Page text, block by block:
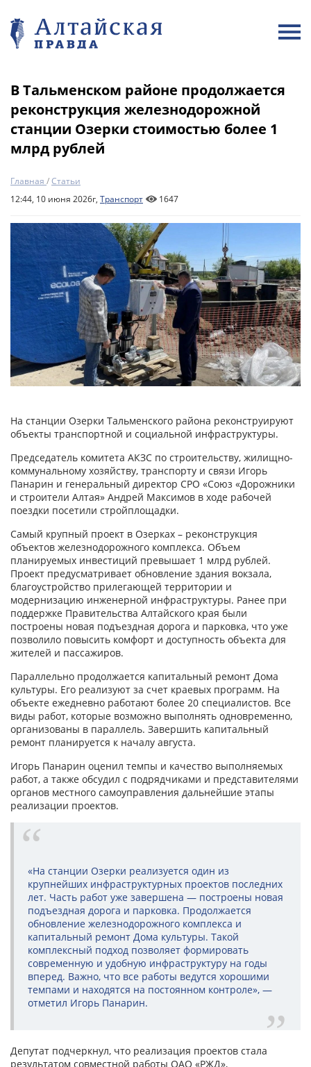
В Тальменском районе продолжается
реконструкция железнодорожной
станции Озерки стоимостью более 1
млрд рублей
Главная /Статьи
12:44, 10 июня 2026г, Транспорт 1647
На станции Озерки Тальменского района реконструируют
объекты транспортной и социальной инфраструктуры.
Председатель комитета АКЗС по строительству, жилищно-
коммунальному хозяйству, транспорту и связи Игорь
Панарин и генеральный директор СРО «Союз «Дорожники
и строители Алтая» Андрей Максимов в ходе рабочей
поездки посетили стройплощадки.
Самый крупный проект в Озерках – реконструкция
объектов железнодорожного комплекса. Объем
планируемых инвестиций превышает 1 млрд рублей.
Проект предусматривает обновление здания вокзала,
благоустройство прилегающей территории и
модернизацию инженерной инфраструктуры. Ранее при
поддержке Правительства Алтайского края были
построены новая подъездная дорога и парковка, что уже
позволило повысить комфорт и доступность объекта для
жителей и пассажиров.
Параллельно продолжается капитальный ремонт Дома
культуры. Его реализуют за счет краевых программ. На
объекте ежедневно работают более 20 специалистов. Все
виды работ, которые возможно выполнять одновременно,
организованы в параллель. Завершить капитальный
ремонт планируется к началу августа.
Игорь Панарин оценил темпы и качество выполняемых
работ, а также обсудил с подрядчиками и представителями
органов местного самоуправления дальнейшие этапы
реализации проектов.
«На станции Озерки реализуется один из
крупнейших инфраструктурных проектов последних
лет. Часть работ уже завершена — построены новая
подъездная дорога и парковка. Продолжается
обновление железнодорожного комплекса и
капитальный ремонт Дома культуры. Такой
комплексный подход позволяет формировать
современную и удобную инфраструктуру на годы
вперед. Важно, что все работы ведутся хорошими
темпами и находятся на постоянном контроле», —
отметил Игорь Панарин.
Депутат подчеркнул, что реализация проектов стала
результатом совместной работы ОАО «РЖД»,